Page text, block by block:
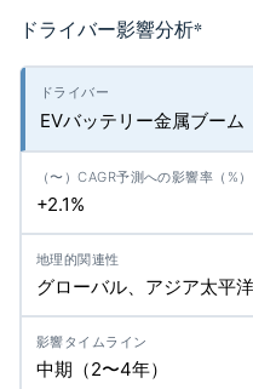
ドライバー影響分析*
EVバッテリー金属ブーム
+2.1%
グローバル、アジア太平
中期（2〜4年）